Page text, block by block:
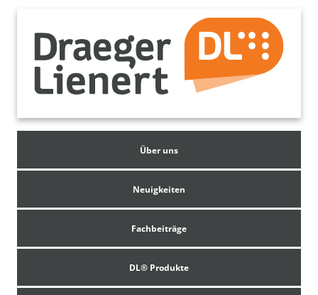
Über uns
Neuigkeiten
Fachbeiträge
DL® Produkte